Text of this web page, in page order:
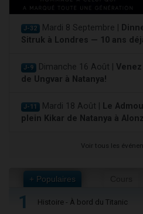
J-32 Mardi 8 Septembre |
Sitruk à Londres — 10 ans
J-9 Dimanche 16 Août |
de Ungvar à Natanya!
J-11 Mardi 18 Août |
Le
plein Kikar de Natanya à
Voir tous les
+ Populaires
1 Histoire - À bord du Titanic